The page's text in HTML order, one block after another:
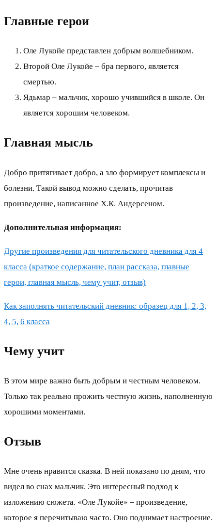
Главные герои
Оле Лукойе представлен добрым волшебником.
Второй Оле Лукойе – бра первого, является
смертью.
Ядьмар – мальчик, хорошо учившийся в школе. Он
является хорошим человеком.
Главная мысль
Добро притягивает добро, а зло формирует комплексы и
болезни. Такой вывод можно сделать, прочитав
произведение, написанное Х.К. Андерсеном.
Дополнительная информация:
Другие произведения для читательского дневника для 4
класса (краткое содержание, план рассказа, главные
герои, главная мысль, чему учит, отзыв)
Как заполнять читательский дневник: образец для 1, 2, 3,
4, 5, 6 класса
Чему учит
В этом мире важно быть добрым и честным человеком.
Только так реально прожить честную жизнь, наполненную
хорошими моментами.
Отзыв
Мне очень нравится сказка. В ней показано по дням, что
видел во снах мальчик. Это интересный подход к
изложению сюжета. «Оле Лукойе» – произведение,
которое я перечитываю часто. Оно поднимает настроение.